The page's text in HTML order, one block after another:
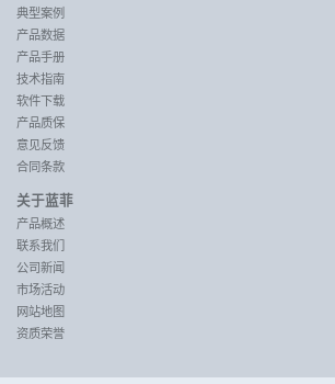
典型案例
产品数据
产品手册
技术指南
软件下载
产品质保
意见反馈
合同条款
关于蓝菲
产品概述
联系我们
公司新闻
市场活动
网站地图
资质荣誉